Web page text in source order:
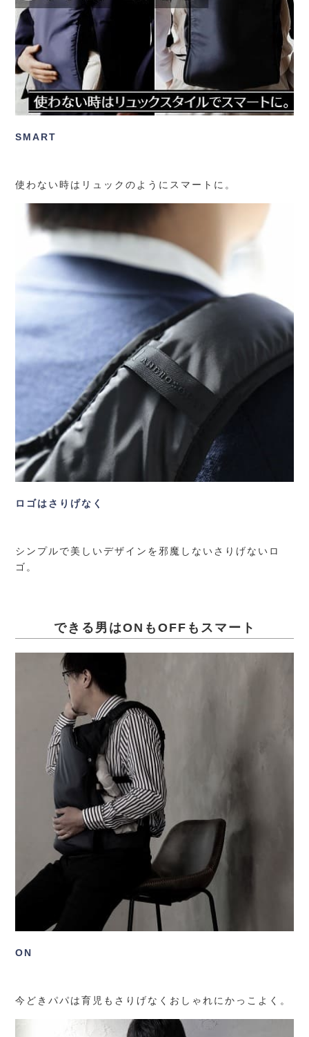
SMART
使わない時はリュックのようにスマートに。
ロゴはさりげなく
シンプルで美しいデザインを邪魔しないさりげないロ
ゴ。
できる男はONもOFFもスマート
ON
今どきパパは育児もさりげなくおしゃれにかっこよく。